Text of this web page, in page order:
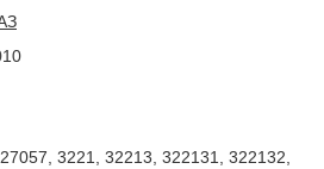
3221, 32213, 322131, 322132,